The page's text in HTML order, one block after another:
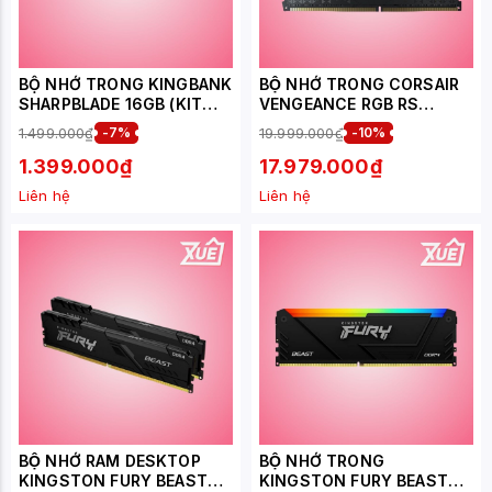
BỘ NHỚ TRONG KINGBANK
SHARPBLADE 16GB (KIT
2X8GB) DDR4 3600MHZ
RGB
1.499.000₫ -7%
1.399.000₫
Liên hệ
BỘ NHỚ TRONG CORSAIR
VENGEANCE RGB RS
(CMG64GX4M2D3600C18)
64GB (2X32GB) DDR4
3600MHZ
19.999.000₫ -10%
17.979.000₫
Liên hệ
BỘ NHỚ RAM DESKTOP
KINGSTON FURY BEAST
BỘ NHỚ TRONG
KINGSTON FURY BEAST